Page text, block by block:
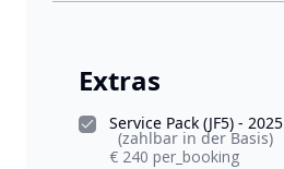
Extras
Service Pack (JF5) - 2025
(zahlbar in der Basis)
€ 240 per_booking